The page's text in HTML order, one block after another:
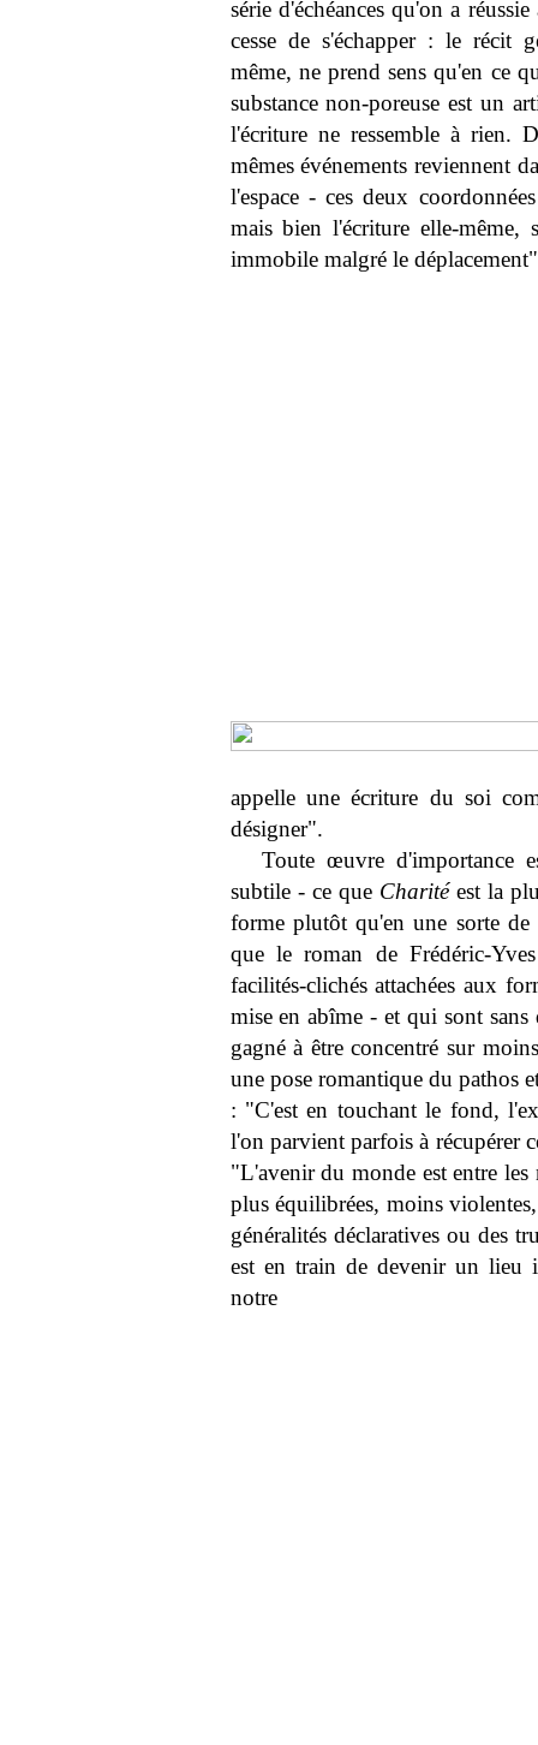
série d'échéances qu'on a
cesse de s'échapper : le récit
même, ne prend sens qu'en ce
substance non-poreuse est un
l'écriture ne ressemble à rien.
mêmes événements reviennent
l'espace - ces deux
mais bien l'écriture elle-même,
immobile malgré le déplacement"
appelle une écriture du soi
désigner".
Toute œuvre d'importance
subtile - ce que Charitéest la
forme plutôt qu'en une sorte
que le roman de Frédéric-
facilités-clichés attachées aux
mise en abîme - et qui sont
gagné à être concentré sur
une pose romantique du pathos
: "C'est en touchant le fond,
l'on parvient parfois à récupérer
"L'avenir du monde est entre
plus équilibrées, moins
généralités déclaratives ou des
est en train de devenir un lieu
notre